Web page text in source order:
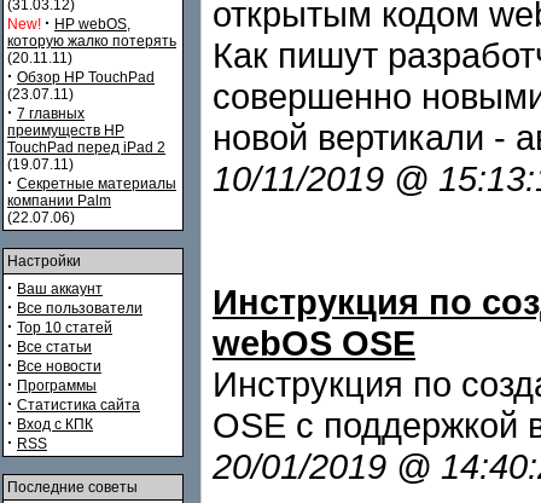
(31.03.12)
New! · HP webOS,
которую жалко потерять
(20.11.11)
· Обзор HP TouchPad
(23.07.11)
· 7 главных
преимуществ HP
TouchPad перед iPad 2
(19.07.11)
· Секретные материалы
компании Palm
(22.07.06)
Настройки
· Ваш аккаунт
· Все пользователи
· Top 10 статей
· Все статьи
· Все новости
· Программы
· Статистика сайта
· Вход с КПК
· RSS
Последние советы
открытым кодом
Как пишут
совершенно
новой вертикали -
10/11/2019 @
Инструкция по
webOS OSE
Инструкция по
OSE с поддержкой
20/01/2019 @